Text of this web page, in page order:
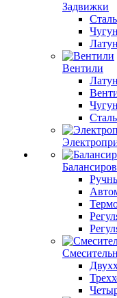
Задвижки
Вентили